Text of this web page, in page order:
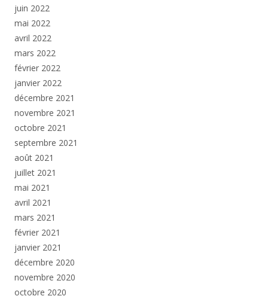
juin 2022
mai 2022
avril 2022
mars 2022
février 2022
janvier 2022
décembre 2021
novembre 2021
octobre 2021
septembre 2021
août 2021
juillet 2021
mai 2021
avril 2021
mars 2021
février 2021
janvier 2021
décembre 2020
novembre 2020
octobre 2020